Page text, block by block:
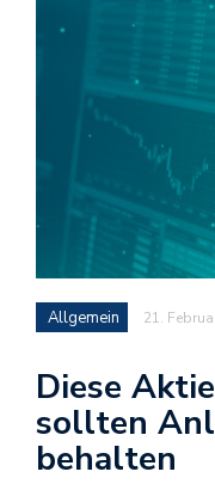
Allgemein 21.
Diese
sollten
behalten